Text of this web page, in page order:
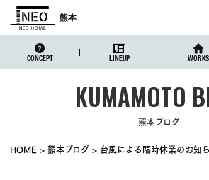
熊本
CONCEPT LINEUP WORKS
熊本ブログ
HOME 熊本ブログ 台風による臨時休業のお知